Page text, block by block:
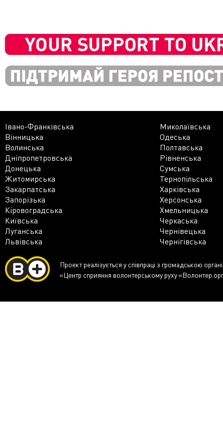
Івано-Франківська
Миколаївська
Вінницька
Одеська
Волинська
Полтавська
Дніпропетровська
Рівненська
Донецька
Сумська
Житомирська
Тернопільська
Закарпатська
Харківська
Запорізька
Херсонська
Кіровоградська
Хмельницька
Київська
Черкаська
Луганська
Чернівецька
Львівська
Чернігівська
Проект реалізується у співпраці з громадською
«Центр сприяння волонтерському руху